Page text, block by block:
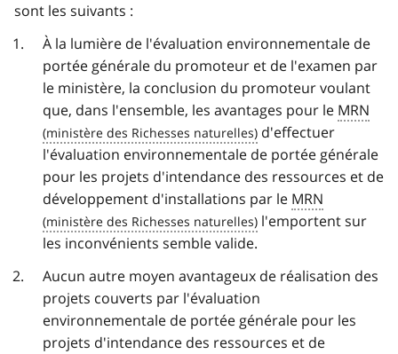
sont les suivants :
À la lumière de l'évaluation environnementale de
portée générale du promoteur et de l'examen par
le ministère, la conclusion du promoteur voulant
que, dans l'ensemble, les avantages pour le MRN
d'effectuer
l'évaluation environnementale de portée générale
pour les projets d'intendance des ressources et de
développement d'installations par le MRN
l'emportent sur
les inconvénients semble valide.
Aucun autre moyen avantageux de réalisation des
projets couverts par l'évaluation
environnementale de portée générale pour les
projets d'intendance des ressources et de